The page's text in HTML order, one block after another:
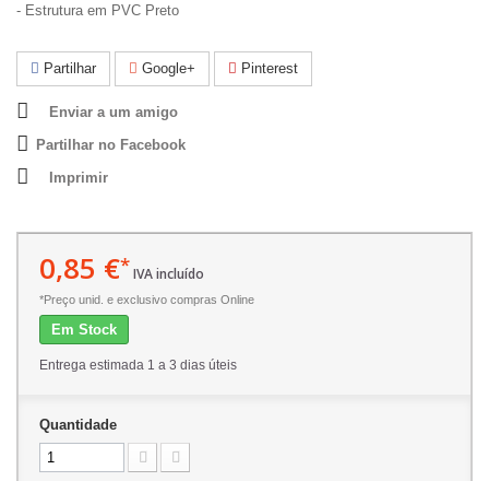
- Estrutura em PVC Preto
Partilhar Google+ Pinterest
Enviar a um amigo
Partilhar no Facebook
Imprimir
0,85 €*IVA incluído
*Preço unid. e exclusivo compras Online
Em Stock
Entrega estimada 1 a 3 dias úteis
Quantidade